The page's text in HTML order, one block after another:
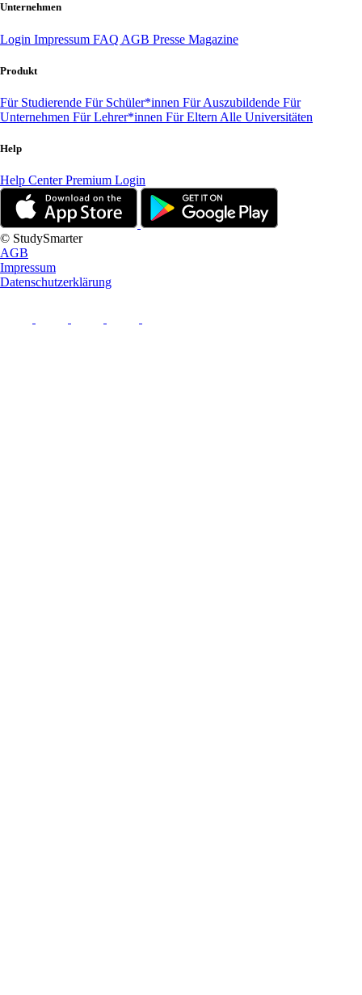
Unternehmen
Login Impressum FAQ AGB Presse Magazine
Produkt
Für Studierende Für Schüler*innen Für Auszubildende Für
Unternehmen Für Lehrer*innen Für Eltern Alle Universitäten
Help
Help CenterPremium Login
© StudySmarter
AGB
Impressum
Datenschutzerklärung